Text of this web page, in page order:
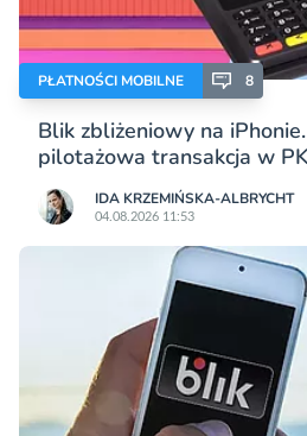
PŁATNOŚCI MOBILNE 8
Blik zbliżeniowy na
pilotażowa transakcja w
IDA KRZEMIŃSKA-ALBRYCHT
04.08.2026 11:53